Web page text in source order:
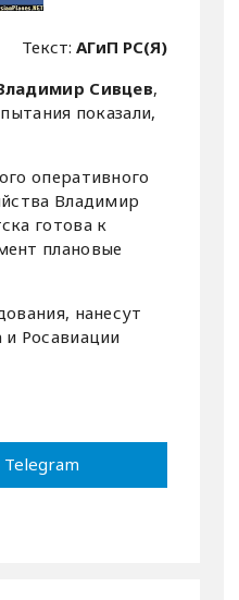
Текст:АГиП РС(Я)
Сивцев,
показали,
оперативного
Владимир
готова к
плановые
нанесут
Росавиации